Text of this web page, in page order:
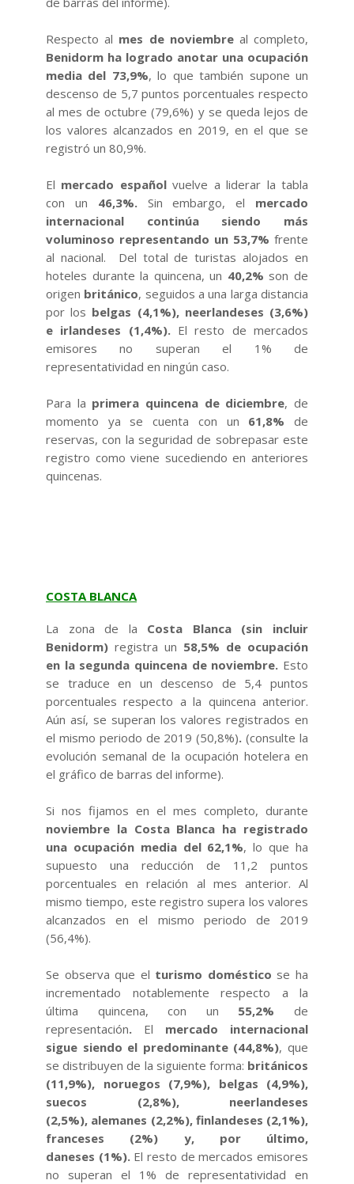
Respecto al mes de noviembreal completo,
Benidorm ha logrado anotar una ocupación
media del 73,9%, lo que también supone un
descenso de 5,7 puntos porcentuales respecto
al mes de octubre (79,6%) y se queda lejos de
los valores alcanzados en 2019, en el que se
registró un 80,9%.
El mercado españolvuelve a liderar la tabla
con un 46,3%.Sin embargo, el mercado
internacional continúa siendo más
voluminoso representando un 53,7% frente
al nacional. Del total de turistas alojados en
hoteles durante la quincena, un 40,2% son de
origen británico, seguidos a una larga distancia
por los belgas (4,1%), neerlandeses (3,6%)
e irlandeses (1,4%).El resto de mercados
emisores no superan el 1% de
representatividad en ningún caso.
Para la primera quincena de diciembre, de
momento ya se cuenta con un 61,8% de
reservas, con la seguridad de sobrepasar este
registro como viene sucediendo en anteriores
quincenas.
COSTA BLANCA
La zona de la Costa Blanca (sin incluir
Benidorm) registra un 58,5% de ocupación
en la segunda quincena de noviembre. Esto
se traduce en un descenso de 5,4 puntos
porcentuales respecto a la quincena anterior.
Aún así, se superan los valores registrados en
el mismo periodo de 2019 (50,8%).(consulte la
evolución semanal de la ocupación hotelera en
el gráfico de barras del informe).
Si nos fijamos en el mes completo, durante
noviembre la Costa Blanca ha registrado
una ocupación media del 62,1%, lo que ha
supuesto una reducción de 11,2 puntos
porcentuales en relación al mes anterior. Al
mismo tiempo, este registro supera los valores
alcanzados en el mismo periodo de 2019
(56,4%).
Se observa que el turismo doméstico se ha
incrementado notablemente respecto a la
última quincena, con un 55,2%de
representación. El mercado internacional
sigue siendo el predominante (44,8%), que
se distribuyen de la siguiente forma: británicos
(11,9%), noruegos (7,9%), belgas (4,9%),
suecos (2,8%), neerlandeses
(2,5%), alemanes (2,2%), finlandeses (2,1%),
franceses (2%) y, por último,
daneses (1%). El resto de mercados emisores
no superan el 1% de representatividad en